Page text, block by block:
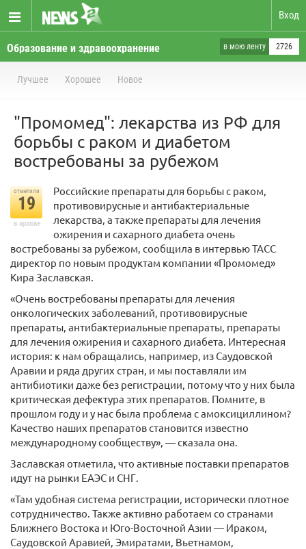
Вход
Образование и здравоохранение в мою ленту 2726
Лучшее Хорошее Новое
"Промомед": лекарства из РФ для
борьбы с раком и диабетом
востребованы за рубежом
отметили
19
в архиве
Российские препараты для борьбы с раком,
противовирусные и антибактериальные
лекарства, а также препараты для лечения
ожирения и сахарного диабета очень
востребованы за рубежом, сообщила в интервью ТАСС
директор по новым продуктам компании «Промомед»
Кира Заславская.
«Очень востребованы препараты для лечения
онкологических заболеваний, противовирусные
препараты, антибактериальные препараты, препараты
для лечения ожирения и сахарного диабета. Интересная
история: к нам обращались, например, из Саудовской
Аравии и ряда других стран, и мы поставляли им
антибиотики даже без регистрации, потому что у них была
критическая дефектура этих препаратов. Помните, в
прошлом году и у нас была проблема с амоксициллином?
Качество наших препаратов становится известно
международному сообществу», — сказала она.
Заславская отметила, что активные поставки препаратов
идут на рынки ЕАЭС и СНГ.
«Там удобная система регистрации, исторически плотное
сотрудничество. Также активно работаем со странами
Ближнего Востока и Юго-Восточной Азии — Ираком,
Саудовской Аравией, Эмиратами, Вьетнамом,